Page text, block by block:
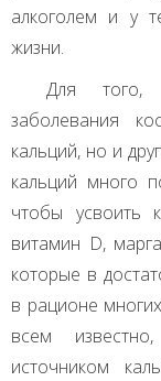
алкоголем и у
жизни.
Для того,
заболевания
кальций, но и
кальций много
чтобы усвоить
витамин D,
которые в
в рационе
всем
источником